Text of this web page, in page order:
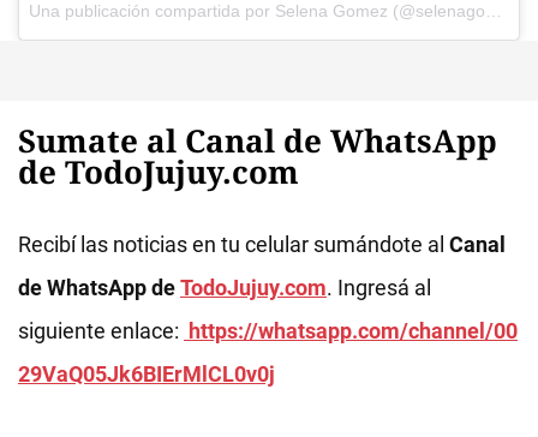
Sumate al Canal de WhatsApp
de TodoJujuy.com
Recibí las noticias en tu celular sumándote al Canal
de WhatsApp deTodoJujuy.com. Ingresá al
siguiente enlace: https://whatsapp.com/channel/00
29VaQ05Jk6BIErMlCL0v0j